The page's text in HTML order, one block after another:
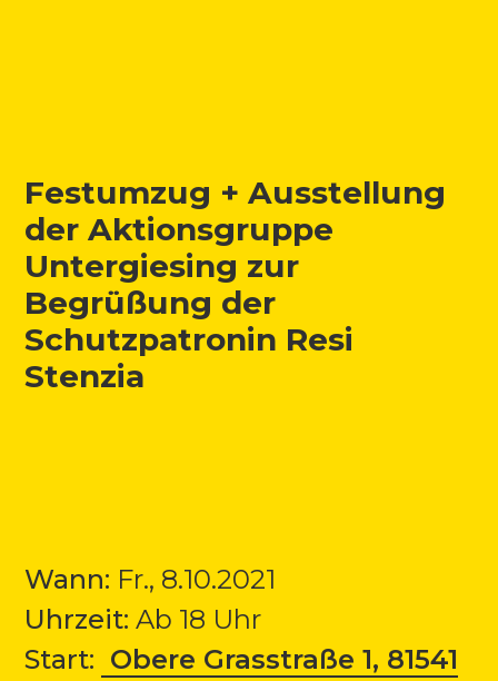
Festumzug + Ausstellung
der Aktionsgruppe
Untergiesing zur
Begrüßung der
Schutzpatronin Resi
Stenzia
Wann: Fr., 8.10.2021
Uhrzeit: Ab 18 Uhr
Start: Obere Grasstraße 1, 81541